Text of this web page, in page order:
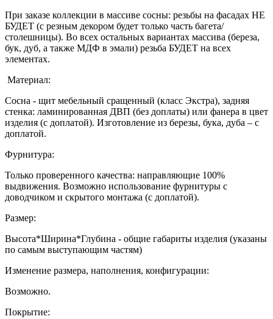
При заказе коллекции в массиве сосны: резьбы на фасадах НЕ
БУДЕТ (с резным декором будет только часть багета/
столешницы). Во всех остальных вариантах массива (береза,
бук, дуб, а также МДФ в эмали) резьба БУДЕТ на всех
элементах.
Материал:
Сосна - щит мебельный сращенный (класс Экстра), задняя
стенка: ламинированная ДВП (без доплаты) или фанера в цвет
изделия (с доплатой). Изготовление из березы, бука, дуба – с
доплатой.
Фурнитура:
Только проверенного качества: направляющие 100%
выдвижения. Возможно использование фурнитуры с
доводчиком и скрытого монтажа (с доплатой).
Размер:
Высота*Ширина*Глубина - общие габариты изделия (указаны
по самым выступающим частям)
Изменение размера, наполнения, конфигурации:
Возможно.
Покрытие: